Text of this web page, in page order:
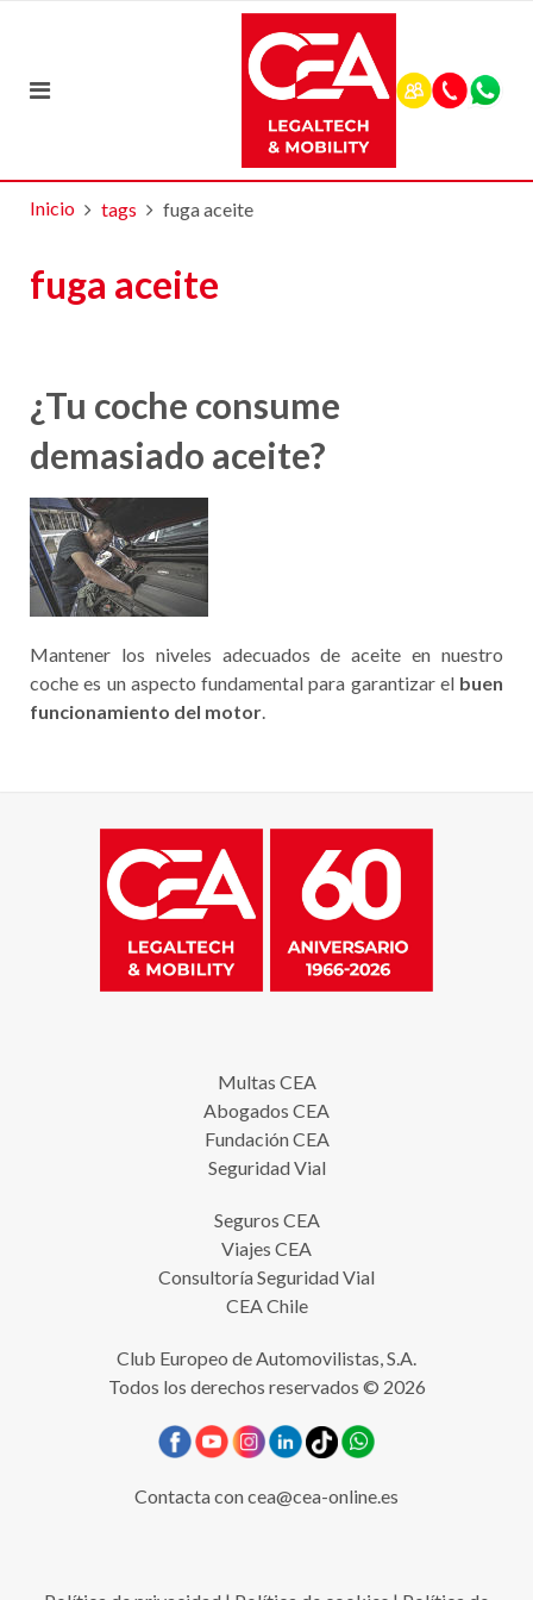
Inicio tags fuga aceite
fuga aceite
¿Tu coche consume
demasiado aceite?
Mantener los niveles adecuados de aceite en nuestro
coche es un aspecto fundamental para garantizar el buen
funcionamiento del motor.
Multas CEA
Abogados CEA
Fundación CEA
Seguridad Vial
Seguros CEA
Viajes CEA
Consultoría Seguridad Vial
CEA Chile
Club Europeo de Automovilistas, S.A.
Todos los derechos reservados © 2026
Contacta concea@cea-online.es